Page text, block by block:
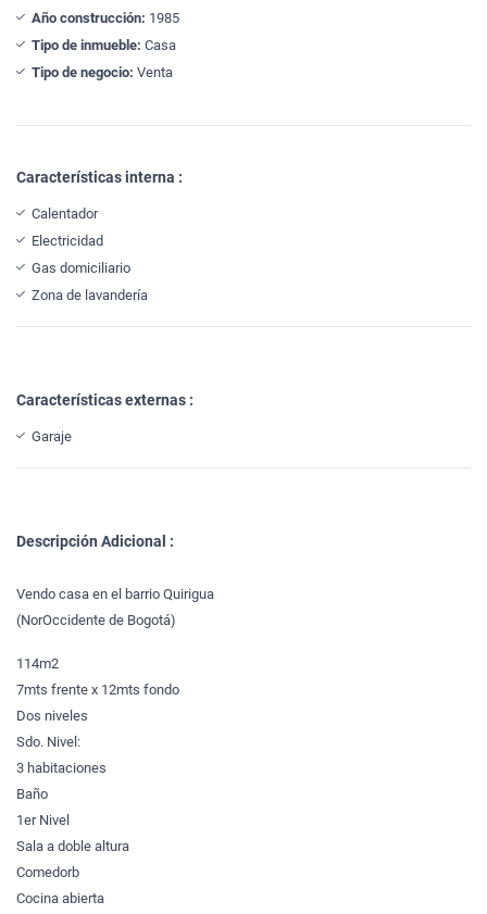
Año construcción: 1985
Tipo de inmueble: Casa
Tipo de negocio: Venta
Características interna :
Calentador
Electricidad
Gas domiciliario
Zona de lavandería
Características externas :
Garaje
Descripción Adicional :
Vendo casa en el barrio Quirigua
(NorOccidente de Bogotá)
114m2
7mts frente x 12mts fondo
Dos niveles
Sdo. Nivel:
3 habitaciones
Baño
1er Nivel
Sala a doble altura
Comedorb
Cocina abierta